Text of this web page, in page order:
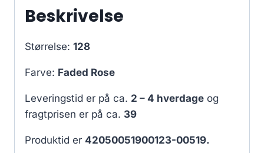
Beskrivelse
Størrelse: 128
Farve: Faded Rose
Leveringstid er på ca. 2 – 4 hverdage og
fragtprisen er på ca. 39
Produktid er 42050051900123-00519.